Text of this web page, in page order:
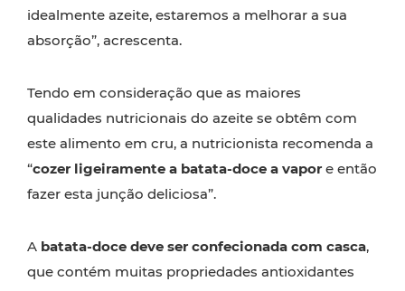
idealmente azeite, estaremos a melhorar a sua
absorção”, acrescenta.
Tendo em consideração que as maiores
qualidades nutricionais do azeite se obtêm com
este alimento em cru, a nutricionista recomenda a
“cozer ligeiramente a batata-doce a vapor e então
fazer esta junção deliciosa”.
A batata-doce deve ser confecionada com casca,
que contém muitas propriedades antioxidantes